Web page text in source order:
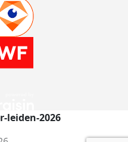
leiden-2026